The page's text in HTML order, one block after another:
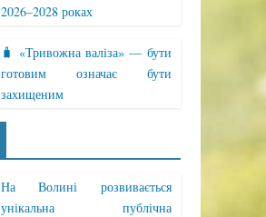
2026–2028 роках
🧳 «Тривожна валіза» — бути
готовим означає бути
захищеним
На Волині розвивається
унікальна публічна